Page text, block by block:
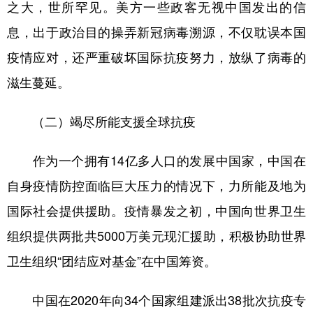
之大，世所罕见。美方一些政客无视中国发出的信
息，出于政治目的操弄新冠病毒溯源，不仅耽误本国
疫情应对，还严重破坏国际抗疫努力，放纵了病毒的
滋生蔓延。
（二）竭尽所能支援全球抗疫
作为一个拥有14亿多人口的发展中国家，中国在
自身疫情防控面临巨大压力的情况下，力所能及地为
国际社会提供援助。疫情暴发之初，中国向世界卫生
组织提供两批共5000万美元现汇援助，积极协助世界
卫生组织“团结应对基金”在中国筹资。
中国在2020年向34个国家组建派出38批次抗疫专